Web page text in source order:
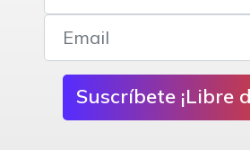
Suscríbete ¡Libre